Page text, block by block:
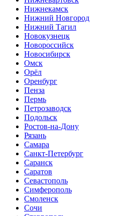
Нижнекамск
Нижний Новгород
Нижний Тагил
Новокузнецк
Новороссийск
Новосибирск
Омск
Орёл
Оренбург
Пенза
Пермь
Петрозаводск
Подольск
Ростов-на-Дону
Рязань
Самара
Санкт-Петербург
Саранск
Саратов
Севастополь
Симферополь
Смоленск
Сочи